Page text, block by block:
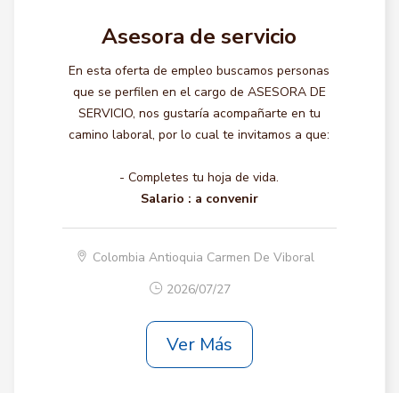
Asesora de servicio
En esta oferta de empleo buscamos personas
que se perfilen en el cargo de ASESORA DE
SERVICIO, nos gustaría acompañarte en tu
camino laboral, por lo cual te invitamos a que:
- Completes tu hoja de vida.
Salario : a convenir
Colombia Antioquia Carmen De Viboral
2026/07/27
Ver Más